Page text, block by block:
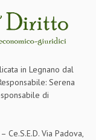
in Legnano dal
Serena
di
Via Padova,